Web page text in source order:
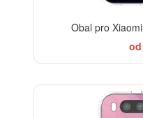
Obal pro